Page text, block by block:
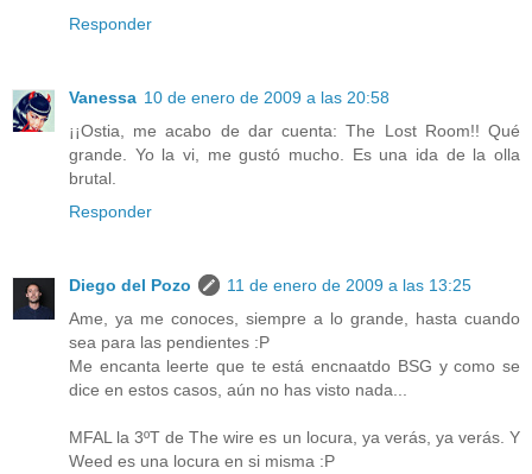
Responder
Vanessa 10 de enero de 2009 a las 20:58
¡¡Ostia, me acabo de dar cuenta: The Lost Room!! Qué
grande. Yo la vi, me gustó mucho. Es una ida de la olla
brutal.
Responder
Diego del Pozo
11 de enero de 2009 a las 13:25
Ame, ya me conoces, siempre a lo grande, hasta cuando
sea para las pendientes :P
Me encanta leerte que te está encnaatdo BSG y como se
dice en estos casos, aún no has visto nada...
MFAL la 3ºT de The wire es un locura, ya verás, ya verás. Y
Weed es una locura en si misma :P